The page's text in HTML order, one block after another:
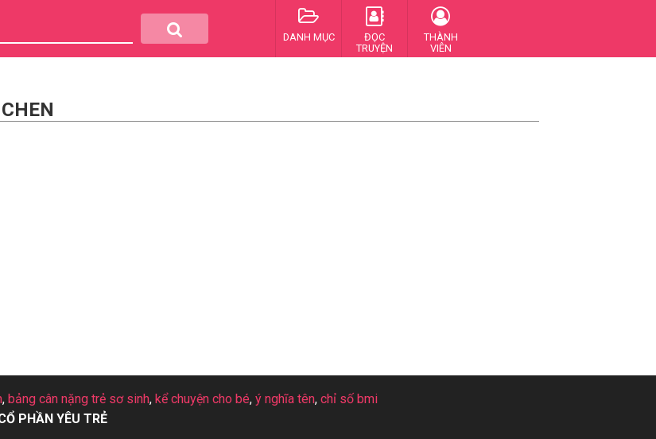
DANH MỤC
ĐỌC
TRUYỆN
THÀNH
VIÊN
, bảng cân nặng trẻ sơ sinh, kể chuyện cho bé, ý nghĩa tên, chỉ số bmi
PHẦN YÊU TRẺ